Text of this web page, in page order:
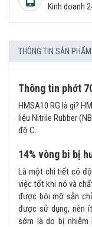
Kinh doanh
THÔNG TIN SẢN PHẨM
Thông tin phớt
HMSA10 RG là gì?
liệu Nitrile Rubber
độ C.
14% vòng bi bị
Là một chi tiết có
việc tốt khi nó và
được bôi mỡ sẵn
được sử dụng, nên
sớm là do bị nhiễm